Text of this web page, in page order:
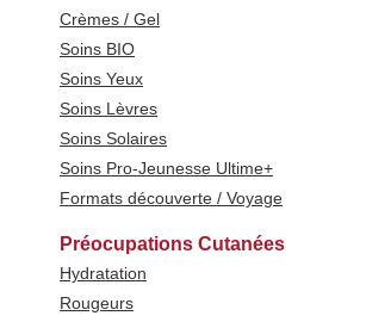
Crèmes / Gel
Soins BIO
Soins Yeux
Soins Lèvres
Soins Solaires
Soins Pro-Jeunesse Ultime+
Formats découverte / Voyage
Préocupations Cutanées
Hydratation
Rougeurs